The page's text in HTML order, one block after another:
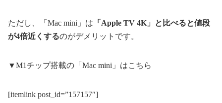
ただし、「Mac mini」は 「Apple TV 4K」と比べると値段
が4倍近くするのがデメリットです。
▼M1チップ搭載の「Mac mini」はこちら
[itemlink post_id=”157157″]